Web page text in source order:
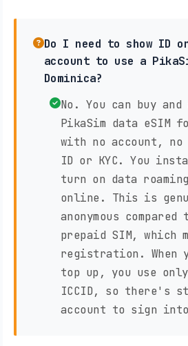
Do I need to show ID
account to use a
Dominica?
No. You can buy
PikaSim data eSIM
with no account, no
ID or KYC. You
turn on data
online. This is
anonymous
prepaid SIM, which
registration. When
top up, you use
ICCID, so there's
account to sign